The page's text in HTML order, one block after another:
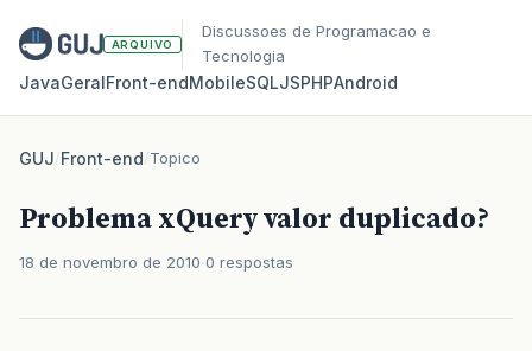
ARQUIVO
Discussoes de Programacao e
Tecnologia
JavaGeralFront‑endMobileSQLJSPHPAndroid
GUJ/Front-end/Topico
Problema xQuery valor duplicado?
18 de novembro de 2010 0 respostas